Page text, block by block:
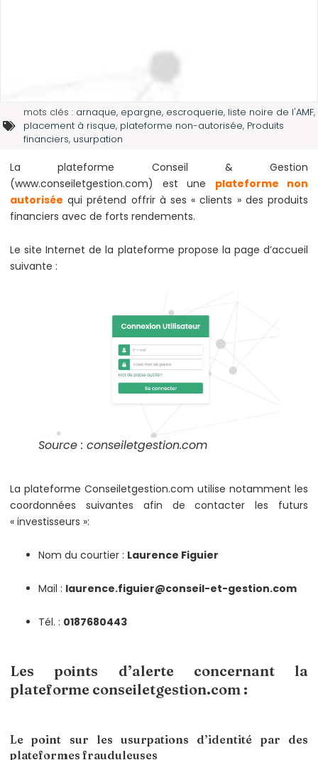
mots clés : arnaque, epargne, escroquerie, liste noire de l'AMF,
placement à risque, plateforme non-autorisée, Produits
financiers, usurpation
La plateforme Conseil & Gestion
(www.conseiletgestion.com) est une plateforme non
autorisée qui prétend offrir à ses « clients » des produits
financiers avec de forts rendements.
Le site Internet de la plateforme propose la page d’accueil
suivante :
Source : conseiletgestion.com
La plateforme Conseiletgestion.com utilise notamment les
coordonnées suivantes afin de contacter les futurs
« investisseurs »:
Nom du courtier : Laurence Figuier
Mail : laurence.figuier@conseil-et-gestion.com
Tél. : 0187680443
Les points d’alerte concernant la
plateforme conseiletgestion.com :
Le point sur les usurpations d’identité par des
plateformes frauduleuses